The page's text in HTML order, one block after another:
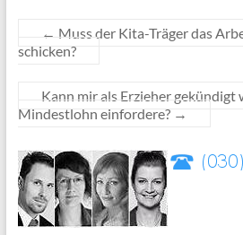
← Muss der Kita-Träger das
schicken?
Kann mir als Erzieher gekündigt
Mindestlohn einfordere? →